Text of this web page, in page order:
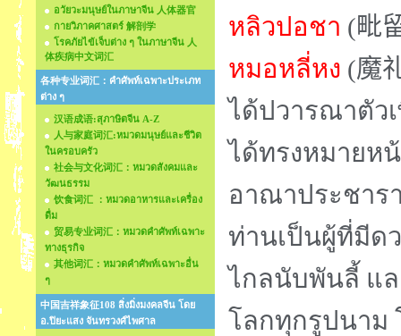
อวัยวะมนุษย์ในภาษาจีน 人体器官
กายวิภาคศาสตร์ 解剖学
โรคภัยไข้เจ็บต่าง ๆ ในภาษาจีน 人
体疾病中文词汇
各种专业词汇：คำศัพท์เฉพาะประเภท
ต่าง ๆ
汉语成语:สุภาษิตจีน A-Z
人与家庭词汇:หมวดมนุษย์และชีวิต
ในครอบครัว
社会与文化词汇：หมวดสังคมและ
วัฒนธรรม
饮食词汇 ：หมวดอาหารและเครื่อง
ดื่ม
贸易专业词汇：หมวดคำศัพท์เฉพาะ
ทางธุรกิจ
其他词汇：หมวดคำศัพท์เฉพาะอื่น
ๆ
中国吉祥象征108 สิ่งมิ่งมงคลจีน โดย
อ.ปิยะแสง จันทรวงศ์ไพศาล
หลิวปอชา (毗
หมอหลี่หง (魔
ได้ปวารณาตัว
ได้ทรงหมายห
อาณาประชาร
ท่านเป็นผู้ที่มีด
ไกลนับพันลี้ แล
โลกทุกรูปนาม